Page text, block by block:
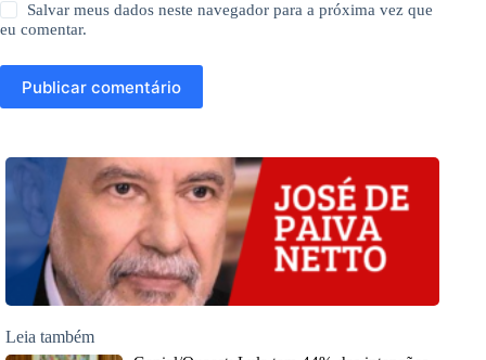
Salvar meus dados neste navegador para a próxima vez que
eu comentar.
Publicar comentário
Leia também